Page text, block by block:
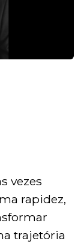
vezes
rapidez,
trajetória